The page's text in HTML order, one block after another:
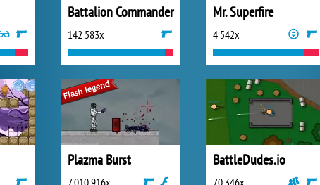
Battalion Commander
142 583x
Mr. Superfire
4 542x
Plazma Burst
7 010 916x
BattleDudes.io
70 346x